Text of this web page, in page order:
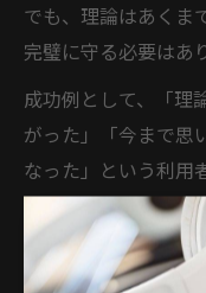
でも、理論はあくま
完璧に守る必要はあ
成功例として、「理
がった」「今まで思
なった」という利用
実践を通じて少しず
DTMで挫折しない最